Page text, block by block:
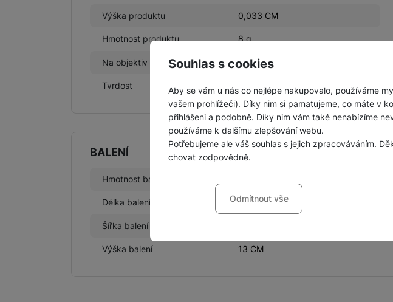
Souhlas s cookies
Aby se vám u nás co nejlépe nakupovalo, používáme
vašem prohlížeči). Díky nim si pamatujeme, co máte v
přihlášeni a podobně. Díky nim vám také nenabízíme
používáme k dalšímu zlepšování webu.
Potřebujeme ale váš souhlas s jejich zpracováváním.
chovat zodpovědně.
Nastavení souhlasů s kategoriemi
bez těchto cookies náš web nebude
Technické cookies umožňují váš průchod nákupním
Odmítnout vše
Výška produktu 0,033 CM
Hmotnost produktu 8 g
Na objektiv Ano
Tvrdost
BALENÍ
Hmotnost balení
Délka balení 11 CM
Šířka balení
Výška balení 13 CM